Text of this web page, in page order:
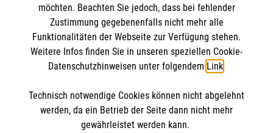
Barrierefreiheit
Malteser in Deutschland
Malteserorden
Sharepoint
Spendenkonto
Bank: Pax-Bank für Kirche und Caritas eG
IBAN: DE55 3706 0120 1201 2020 15
So finden Sie uns
möchten. Beachten Sie jedoch, dass bei fehlender
Zustimmung gegebenenfalls nicht mehr alle
Funktionalitäten der Webseite zur Verfügung stehen.
Weitere Infos finden Sie in unseren speziellen Cookie-
Datenschutzhinweisen unter folgendem Link.
Technisch notwendige Cookies können nicht abgelehnt
werden, da ein Betrieb der Seite dann nicht mehr
gewährleistet werden kann.